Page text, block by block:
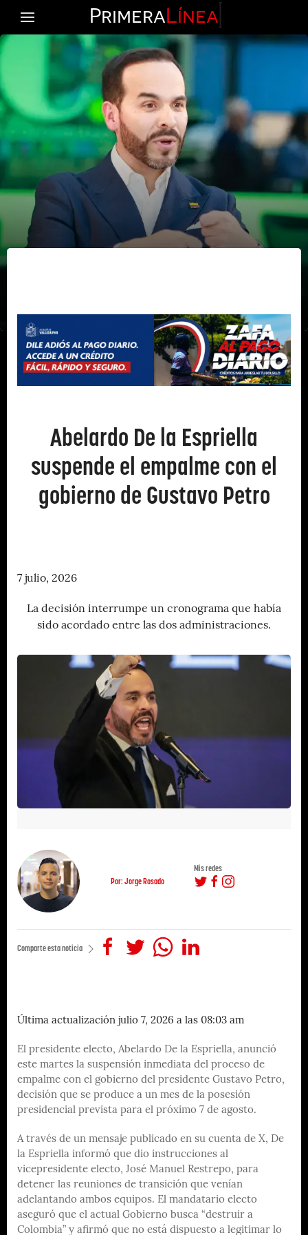
PrimeraLínea
Abelardo De la Espriella
suspende el empalme con el
gobierno de Gustavo Petro
7 julio, 2026
La decisión interrumpe un cronograma que había
sido acordado entre las dos administraciones.
Por: Jorge Rosado
Mis redes
Comparte esta noticia
Última actualización julio 7, 2026 a las 08:03 am
El presidente electo, Abelardo De la Espriella, anunció
este martes la suspensión inmediata del proceso de
empalme con el gobierno del presidente Gustavo Petro,
decisión que se produce a un mes de la posesión
presidencial prevista para el próximo 7 de agosto.
A través de un mensaje publicado en su cuenta de X, De
la Espriella informó que dio instrucciones al
vicepresidente electo, José Manuel Restrepo, para
detener las reuniones de transición que venían
adelantando ambos equipos. El mandatario electo
aseguró que el actual Gobierno busca “destruir a
Colombia” y afirmó que no está dispuesto a legitimar lo